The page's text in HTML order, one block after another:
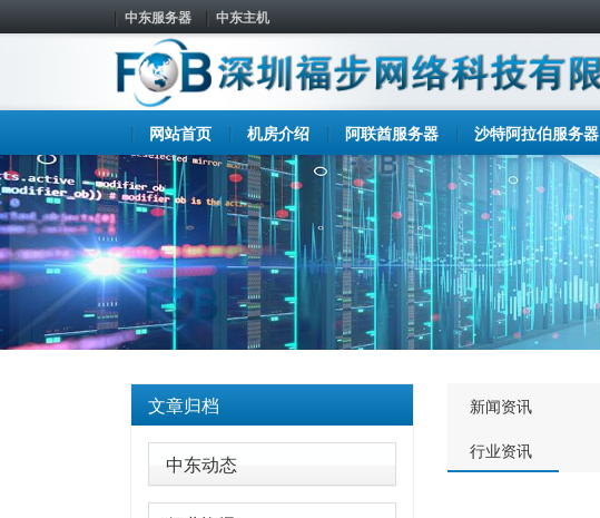
中东服务器 中东主机
网站首页 机房介绍 阿联酋服务器 沙特阿拉伯服务器
文章归档
中东动态
新闻资讯
行业资讯